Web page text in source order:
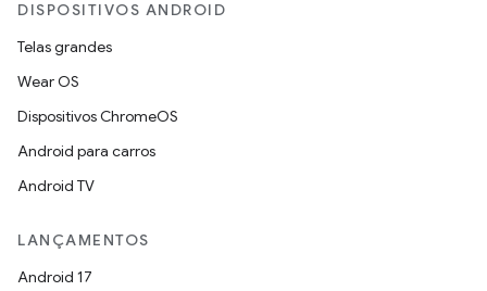
DISPOSITIVOS ANDROID
Telas grandes
Wear OS
Dispositivos ChromeOS
Android para carros
Android TV
LANÇAMENTOS
Android 17